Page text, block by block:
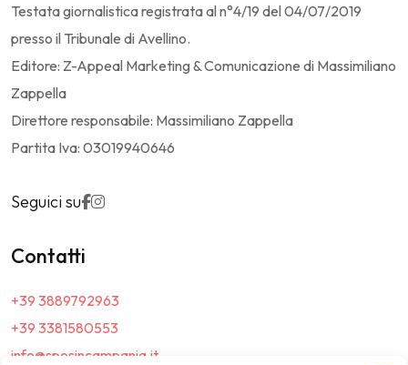
Testata giornalistica registrata al n°4/19 del 04/07/2019
presso il Tribunale di Avellino.
Editore: Z-Appeal Marketing & Comunicazione di Massimiliano
Zappella
Direttore responsabile: Massimiliano Zappella
Partita Iva: 03019940646
Seguici su
Contatti
+39 3889792963
+39 3381580553
info@sposincampania.it